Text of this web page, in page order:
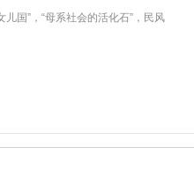
国”，“母系社会的活化石”，民风